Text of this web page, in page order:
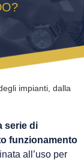
impianti, dalla
serie di
funzionamento
all’uso per